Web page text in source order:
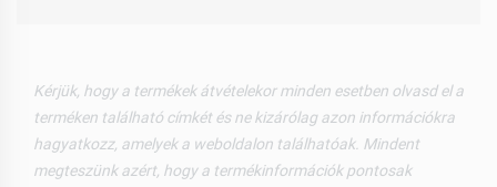
Kérjük, hogy a termékek átvételekor minden esetben olvasd el a
terméken található címkét és ne kizárólag azon információkra
hagyatkozz, amelyek a weboldalon találhatóak. Mindent
megteszünk azért, hogy a termékinformációk pontosak